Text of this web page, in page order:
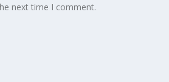
next time I comment.